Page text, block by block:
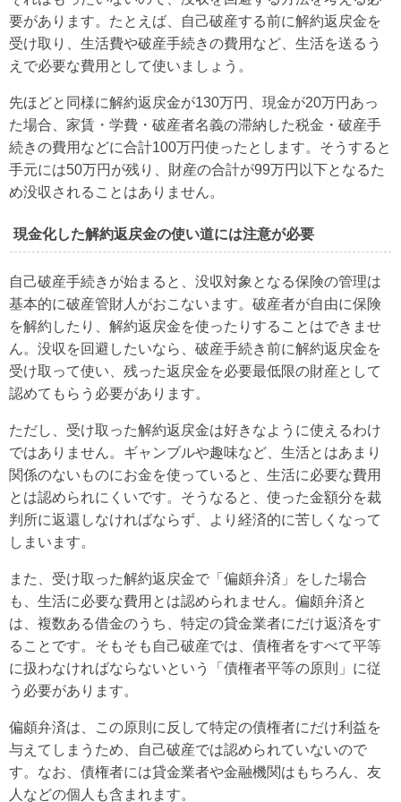
要があります。たとえば、自己破産する前に解約返戻金を
受け取り、生活費や破産手続きの費用など、生活を送るう
えで必要な費用として使いましょう。
先ほどと同様に解約返戻金が130万円、現金が20万円あっ
た場合、家賃・学費・破産者名義の滞納した税金・破産手
続きの費用などに合計100万円使ったとします。そうすると
手元には50万円が残り、財産の合計が99万円以下となるた
め没収されることはありません。
現金化した解約返戻金の使い道には注意が必要
自己破産手続きが始まると、没収対象となる保険の管理は
基本的に破産管財人がおこないます。破産者が自由に保険
を解約したり、解約返戻金を使ったりすることはできませ
ん。没収を回避したいなら、破産手続き前に解約返戻金を
受け取って使い、残った返戻金を必要最低限の財産として
認めてもらう必要があります。
ただし、受け取った解約返戻金は好きなように使えるわけ
ではありません。ギャンブルや趣味など、生活とはあまり
関係のないものにお金を使っていると、生活に必要な費用
とは認められにくいです。そうなると、使った金額分を裁
判所に返還しなければならず、より経済的に苦しくなって
しまいます。
また、受け取った解約返戻金で「偏頗弁済」をした場合
も、生活に必要な費用とは認められません。偏頗弁済と
は、複数ある借金のうち、特定の貸金業者にだけ返済をす
ることです。そもそも自己破産では、債権者をすべて平等
に扱わなければならないという「債権者平等の原則」に従
う必要があります。
偏頗弁済は、この原則に反して特定の債権者にだけ利益を
与えてしまうため、自己破産では認められていないので
す。なお、債権者には貸金業者や金融機関はもちろん、友
人などの個人も含まれます。